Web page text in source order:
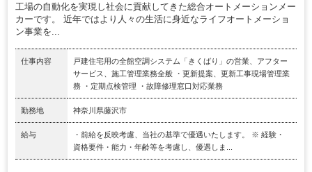
工場の自動化を実現し社会に貢献してきた総合オートメーションメー
カーです。 近年ではより人々の生活に身近なライフオートメーショ
ン事業を...
仕事内容
戸建住宅用の全館空調システム「きくばり」の営業、アフター
サービス、施工管理業務全般 ・更新提案、更新工事現場管理業
務 ・定期点検管理 ・故障修理窓口対応業務
勤務地 神奈川県藤沢市
給与
・前給を反映考慮、当社の基準で優遇いたします。 ※ 経験・
資格要件・能力・年齢等を考慮し、優遇しま...